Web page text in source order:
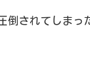
されてしまっ